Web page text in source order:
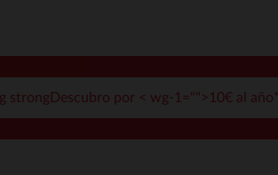
strongDescubro por < wg-1="">10€ al año*